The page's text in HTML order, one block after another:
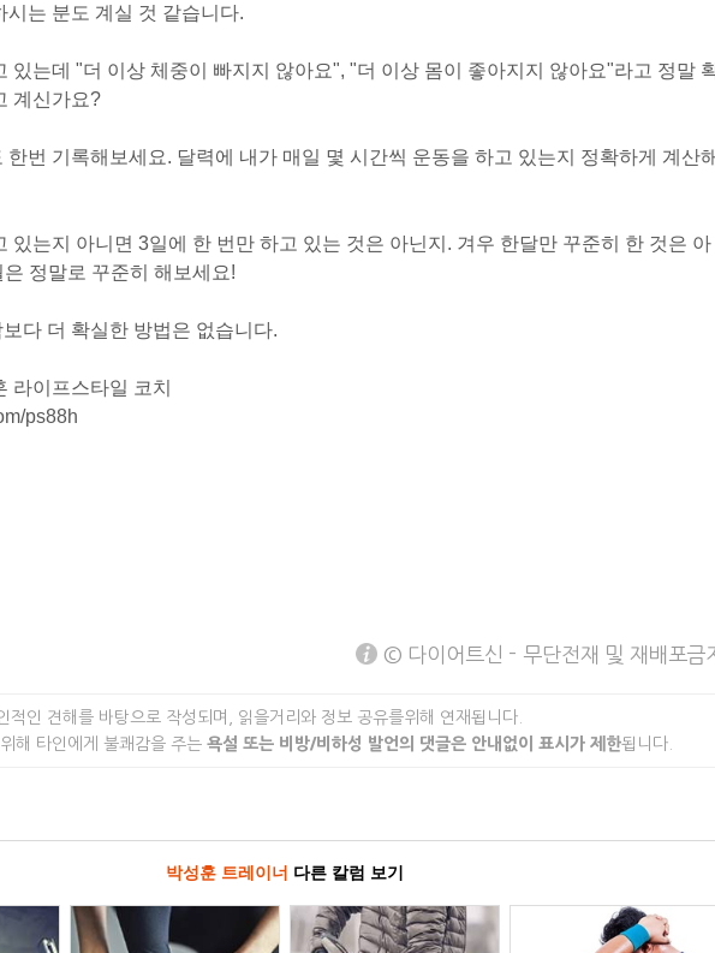
시는 분도 계실 것 같습니다.
있는데 "더 이상 체중이 빠지지 않아요", "더 이상 몸이 좋아지지 않아요"라고 정말
계신가요?
한번 기록해보세요. 달력에 내가 매일 몇 시간씩 운동을 하고 있는지 정확하게 계산해
있는지 아니면 3일에 한 번만 하고 있는 것은 아닌지. 겨우 한달만 꾸준히 한 것은 아
정말로 꾸준히 해보세요!
다 더 확실한 방법은 없습니다.
라이프스타일 코치
ps88h
© 다이어트신 - 무단전재 및 재배포금
적인 견해를 바탕으로 작성되며, 읽을거리와 정보 공유를위해 연재됩니다.
해 타인에게 불쾌감을 주는 욕설 또는 비방/비하성 발언의 댓글은 안내없이 표시가 제한됩니다.
박성훈 트레이너 다른 칼럼 보기